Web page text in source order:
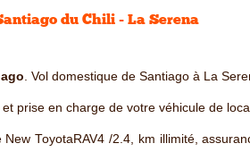
du Chili - La Serena
. Vol domestique de Santiago à La
prise en charge de votre véhicule de
ToyotaRAV4 /2.4, km illimité,